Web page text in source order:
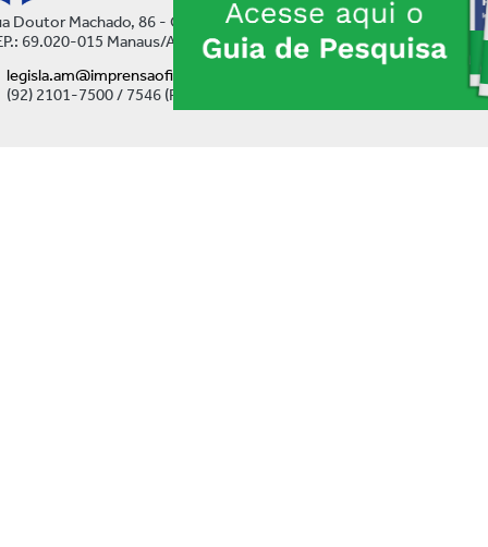
Doutor Machado, 86 - Centro
69.020-015 Manaus/AM
legisla.am@imprensaoficial.am.gov.br
(92) 2101-7500 / 7546 (Ramal)